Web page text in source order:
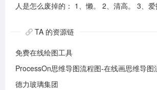
TA 的资源链
免费在线绘图工具
德力玻璃集团